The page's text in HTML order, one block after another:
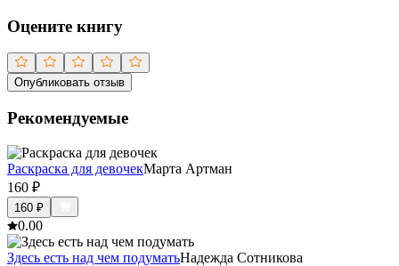
Оцените книгу
Опубликовать отзыв
Рекомендуемые
Раскраска для девочекМарта Артман
160 ₽
160 ₽
0.00
Здесь есть над чем подуматьНадежда Сотникова